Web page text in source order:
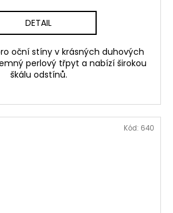
DETAIL
oční stíny v krásných duhových
perlový třpyt a nabízí širokou
škálu odstínů.
Kód: 640